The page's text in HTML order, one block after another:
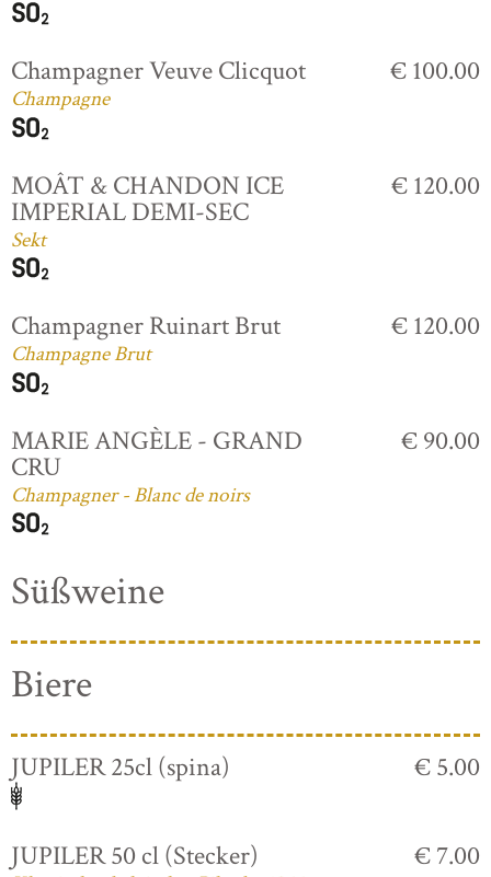
Champagner Veuve Clicquot
Champagne
€ 100.00
MOÂT & CHANDON ICE
IMPERIAL DEMI-SEC
Sekt
€ 120.00
Champagner Ruinart Brut
Champagne Brut
€ 120.00
MARIE ANGÈLE - GRAND
CRU
Champagner - Blanc de noirs
€ 90.00
Süßweine
Biere
JUPILER 25cl (spina) € 5.00
JUPILER 50 cl (Stecker) € 7.00